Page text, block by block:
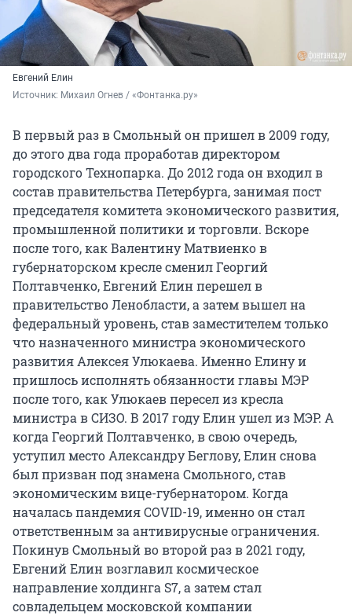
Евгений Елин
Источник: Михаил Огнев / «Фонтанка.ру»
В первый раз в Смольный он пришел в 2009 году,
до этого два года проработав директором
городского Технопарка. До 2012 года он входил в
состав правительства Петербурга, занимая пост
председателя комитета экономического развития,
промышленной политики и торговли. Вскоре
после того, как Валентину Матвиенко в
губернаторском кресле сменил Георгий
Полтавченко, Евгений Елин перешел в
правительство Ленобласти, а затем вышел на
федеральный уровень, став заместителем только
что назначенного министра экономического
развития Алексея Улюкаева. Именно Елину и
пришлось исполнять обязанности главы МЭР
после того, как Улюкаев пересел из кресла
министра в СИЗО. В 2017 году Елин ушел из МЭР. А
когда Георгий Полтавченко, в свою очередь,
уступил место Александру Беглову, Елин снова
был призван под знамена Смольного, став
экономическим вице-губернатором. Когда
началась пандемия COVID-19, именно он стал
ответственным за антивирусные ограничения.
Покинув Смольный во второй раз в 2021 году,
Евгений Елин возглавил космическое
направление холдинга S7, а затем стал
совладельцем московской компании